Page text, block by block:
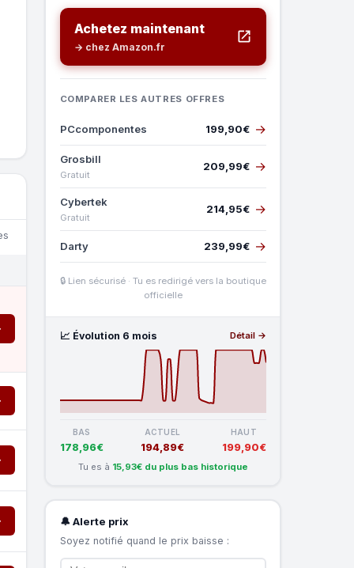
Achetez maintenant
→ chez Amazon.fr
COMPARER LES AUTRES OFFRES
PCcomponentes 199,90€ →
Grosbill
Gratuit
209,99€ →
Cybertek
Gratuit
214,95€ →
Darty 239,99€ →
🔒 Lien sécurisé · Tu es redirigé vers la boutique
officielle
📈 Évolution 6 mois Détail →
BAS
178,96€
ACTUEL
194,89€
HAUT
199,90€
Tu es à 15,93€ du plus bas historique
🔔 Alerte prix
Soyez notifié quand le prix baisse :